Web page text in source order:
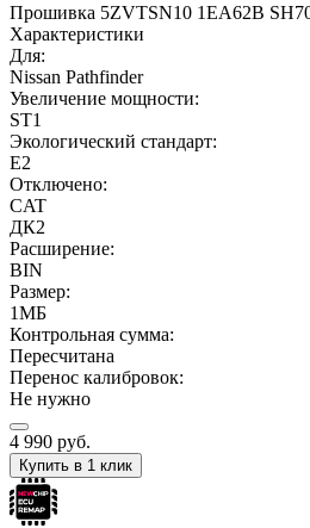
Прошивка 5ZVTSN10 1EA62B
Характеристики
Для:
Nissan Pathfinder
Увеличение мощности:
ST1
Экологический стандарт:
E2
Отключено:
CAT
ДК2
Расширение:
BIN
Размер:
1МБ
Контрольная сумма:
Пересчитана
Перенос калибровок:
Не нужно
4 990 руб.
Купить в 1 клик